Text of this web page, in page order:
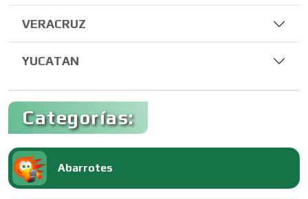
VERACRUZ
YUCATAN
Categorías:
Abarrotes